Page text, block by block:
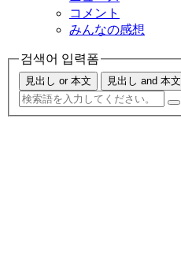
コメント
みんなの感想
검색어 입력폼
見出し or 本文 見出し and 本文